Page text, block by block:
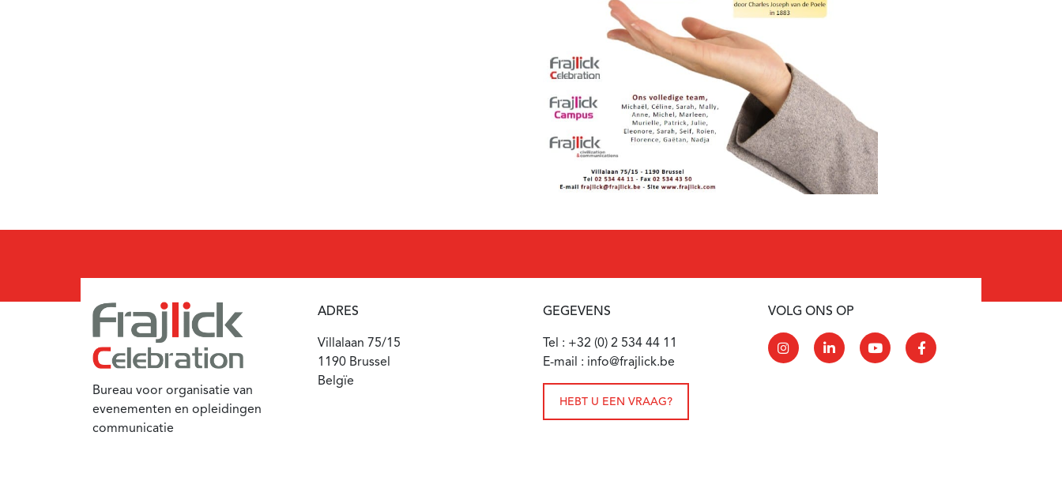
Bureau voor organisatie van
evenementen en opleidingen
communicatie
ADRES
Villalaan 75/15
1190 Brussel
Belgïe
GEGEVENS
Tel : +32 (0) 2 534 44 11
E-mail : info@frajlick.be
HEBT U EEN VRAAG?
VOLG ONS OP